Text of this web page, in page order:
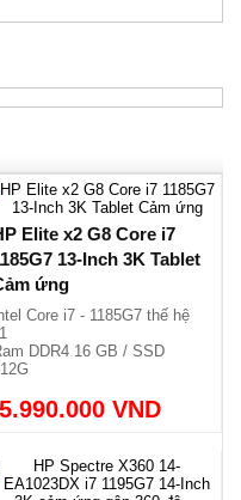
Elite x2 G8 Core i7
13-Inch 3K Tablet
ứng
Core i7 - 1185G7 thế hệ
DDR4 16 GB / SSD
sang, siêu nhẹ chỉ
1.17kg.
VND